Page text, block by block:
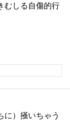
むしる自傷的行
に）掻いちゃう